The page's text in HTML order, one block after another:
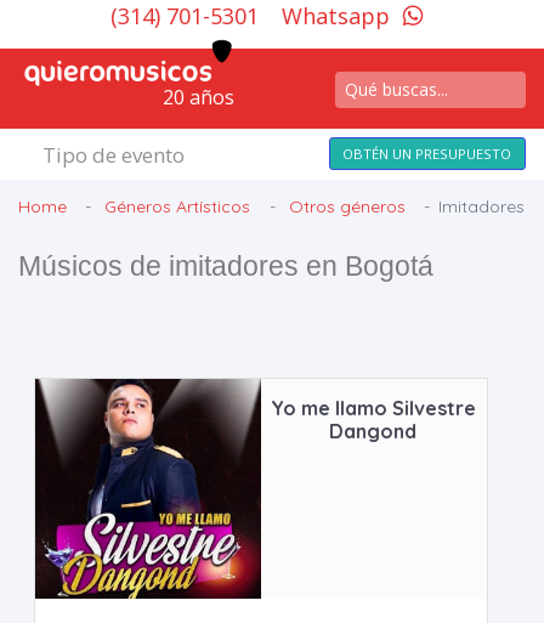
(314) 701-5301 Whatsapp
20 años
Tipo de evento OBTÉN UN PRESUPUESTO
Home Géneros Artísticos Otros géneros Imitadores
Músicos de imitadores en Bogotá
Yo me llamo Silvestre
Dangond